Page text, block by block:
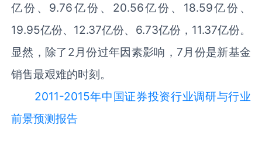
亿份、9.76亿份、20.56亿份、18.59亿份、
19.95亿份、12.37亿份、6.73亿份，11.37亿份。
显然，除了2月份过年因素影响，7月份是新基金
销售最艰难的时刻。
2011-2015年中国证券投资行业调研与行业
前景预测报告